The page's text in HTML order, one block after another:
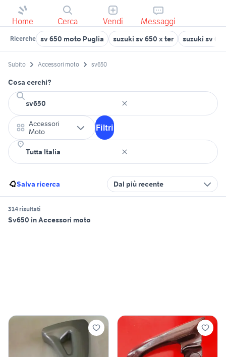
Home Cerca Vendi Messaggi
Ricerche sv 650 moto Puglia suzuki sv 650 x ter suzuki sv
Subito Accessori moto sv650
Cosa cerchi?
Accessori
Moto
Filtri
Salva ricerca Dal più recente
314 risultati
Sv650 in Accessori moto